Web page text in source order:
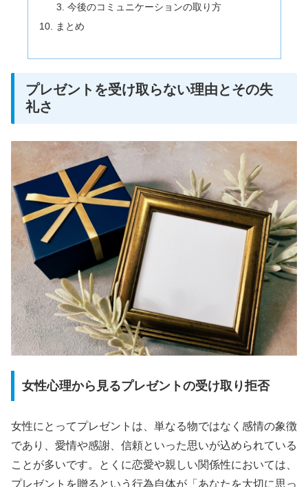
今後のコミュニケーションの取り方
まとめ
プレゼントを受け取らない理由とその失
礼さ
女性心理から見るプレゼントの受け取り拒否
女性にとってプレゼントは、単なる物ではなく感情の象徴
であり、愛情や感謝、信頼といった思いが込められている
ことが多いです。とくに恋愛や親しい関係性においては、
プレゼントを贈るという行為自体が「あなたを大切に思っ